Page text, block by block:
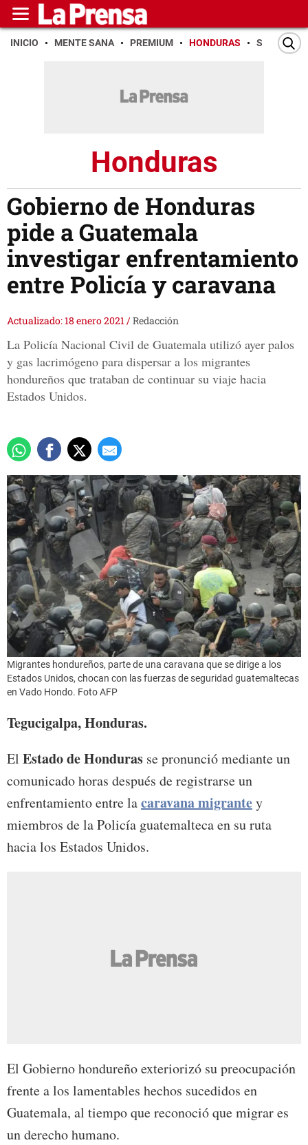
INICIO MENTE SANA PREMIUM HONDURAS SAN PEDRO
Honduras
Gobierno de Honduras
pide a Guatemala
investigar enfrentamiento
entre Policía y caravana
Actualizado: 18 enero 2021/Redacción
La Policía Nacional Civil de Guatemala utilizó ayer palos
y gas lacrimógeno para dispersar a los migrantes
hondureños que trataban de continuar su viaje hacia
Estados Unidos.
Migrantes hondureños, parte de una caravana que se dirige a los
Estados Unidos, chocan con las fuerzas de seguridad guatemaltecas
en Vado Hondo. Foto AFP
Tegucigalpa, Honduras.
El Estado de Honduras se pronunció mediante un
comunicado horas después de registrarse un
enfrentamiento entre lacaravana migrantey
miembros de la Policía guatemalteca en su ruta
hacia los Estados Unidos.
El Gobierno hondureño exteriorizó su preocupación
frente a los lamentables hechos sucedidos en
Guatemala, al tiempo que reconoció que migrar es
un derecho humano.